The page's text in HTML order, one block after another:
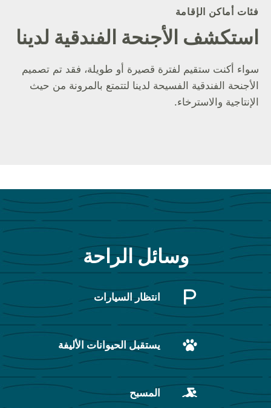
فئات أماكن الإقامة
استكشف الأجنحة الفندقية لدينا
سواء أكنت ستقيم لفترة قصيرة أو طويلة، فقد تم تصميم
الأجنحة الفندقية الفسيحة لدينا لتتمتع بالمرونة من حيث
الإنتاجية والاسترخاء.
وسائل الراحة
انتظار السيارات
يستقبل الحيوانات الأليفة
المسبح